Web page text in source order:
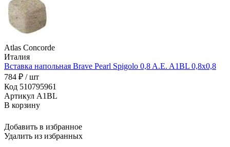
Atlas Concorde
Италия
Вставка напольная Brave Pearl Spigolo 0,8 A.E. A1BL 0,8x0,8
784 ₽ / шт
Код 510795961
Артикул A1BL
В корзину
Добавить в избранное
Удалить из избранных